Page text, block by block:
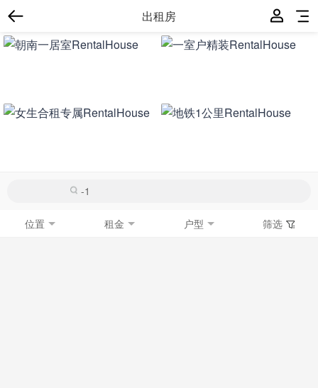
出租房
位置 租金 户型 筛选